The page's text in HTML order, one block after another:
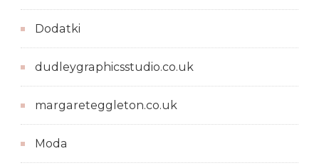
Dodatki
dudleygraphicsstudio.co.uk
margareteggleton.co.uk
Moda